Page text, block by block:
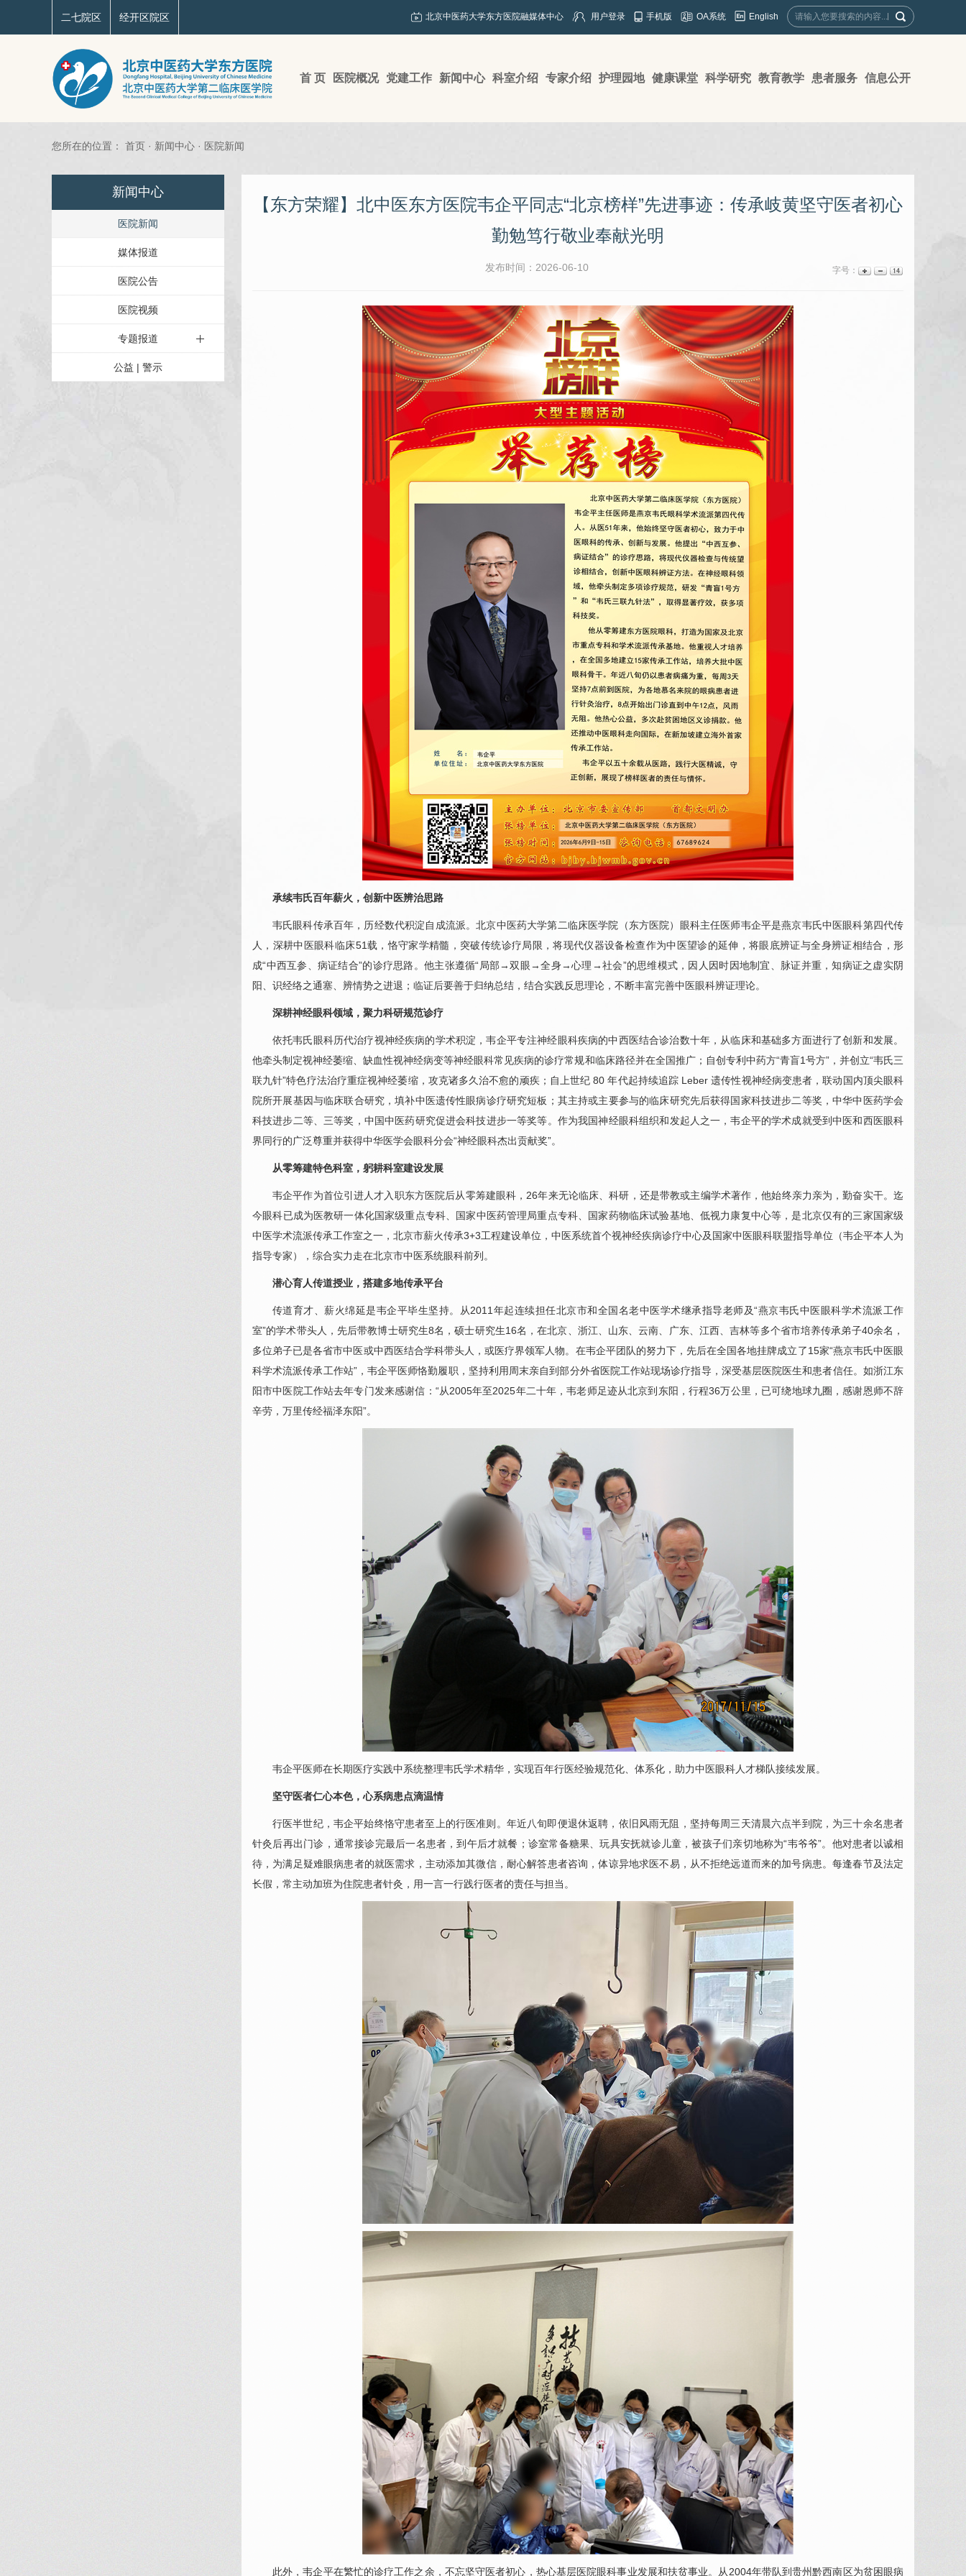
二七院区 经开区院区 北京中医药大学东方医院融媒体中心 用户登录 手机版 OA系统 English
首 页 医院概况 党建工作 新闻中心 科室介绍 专家介绍 护理园地 健康课堂 科学研究 教育教学 患者服务 信息公开
您所在的位置： 首页 · 新闻中心 · 医院新闻
新闻中心
医院新闻
媒体报道
医院公告
医院视频
专题报道
公益 | 警示
【东方荣耀】北中医东方医院韦企平同志“北京榜样”先进事迹：传承岐黄坚守医者初心
勤勉笃行敬业奉献光明
发布时间：2026-06-10 字号：
承续韦氏百年薪火，创新中医辨治思路
韦氏眼科传承百年，历经数代积淀自成流派。北京中医药大学第二临床医学院（东方医院） 眼科主任医师韦企平是燕京韦氏中医眼科第四代传
人，深耕中医眼科临床51载，恪守家学精髓，突破传统诊疗局限，将现代仪器设备检查作为中医望诊的延伸，将眼底辨证与全身辨证相结合，形
成“中西互参、病证结合”的诊疗思路。他主张遵循“局部→双眼→全身→心理→社会”的思维模式，因人因时因地制宜、脉证并重，知病证之虚实阴
阳、识经络之通塞、辨情势之进退；临证后要善于归纳总结，结合实践反思理论，不断丰富完善中医眼科辨证理论。
深耕神经眼科领域，聚力科研规范诊疗
依托韦氏眼科历代治疗视神经疾病的学术积淀，韦企平专注神经眼科疾病的中西医结合诊治数十年，从临床和基础多方面进行了创新和发展。
他牵头制定视神经萎缩、缺血性视神经病变等神经眼科常见疾病的诊疗常规和临床路径并在全国推广；自创专利中药方“青盲1号方”，并创立“韦氏三
联九针”特色疗法治疗重症视神经萎缩，攻克诸多久治不愈的顽疾；自上世纪 80 年代起持续追踪 Leber 遗传性视神经病变患者，联动国内顶尖眼科
院所开展基因与临床联合研究，填补中医遗传性眼病诊疗研究短板；其主持或主要参与的临床研究先后获得国家科技进步二等奖，中华中医药学会
科技进步二等、三等奖，中国中医药研究促进会科技进步一等奖等。作为我国神经眼科组织和发起人之一，韦企平的学术成就受到中医和西医眼科
界同行的广泛尊重并获得中华医学会眼科分会“神经眼科杰出贡献奖”。
从零筹建特色科室，躬耕科室建设发展
韦企平作为首位引进人才入职东方医院后从零筹建眼科 ，26年来无论临床、科研，还是带教或主编学术著作，他始终亲力亲为，勤奋实干。迄
今眼科已成为医教研一体化国家级重点专科、国家中医药管理局重点专科、国家药物临床试验基地、低视力康复中心等，是北京仅有的三家国家级
中医学术流派传承工作室之一，北京市薪火传承3+3工程建设单位，中医系统首个视神经疾病诊疗中心及国家中医眼科联盟指导单位（韦企平本人为
指导专家），综合实力走在北京市中医系统眼科前列。
潜心育人传道授业，搭建多地传承平台
传道育才、薪火绵延是韦企平毕生坚持。从2011年起连续担任北京市和全国名老中医学术继承指导老师及“燕京韦氏中医眼科学术流派工作
室”的学术带头人，先后带教博士研究生8名，硕士研究生16名，在北京、浙江、山东、云南、广东、江西、吉林等多个省市培养传承弟子40余名，
多位弟子已是各省市中医或中西医结合学科带头人，或医疗界领军人物。在韦企平团队的努力下，先后在全国各地挂牌成立了15家“燕京韦氏中医眼
科学术流派传承工作站”， 韦企平医师恪勤履职，坚持利用周末亲自到部分外省医院工作站现场诊疗指导，深受基层医院医生和患者信任。如浙江东
阳市中医院工作站去年专门发来感谢信：“从2005年至2025年二十年，韦老师足迹从北京到东阳，行程36万公里，已可绕地球九圈，感谢恩师不辞
辛劳，万里传经福泽东阳”。
韦企平医师在长期医疗实践中系统整理韦氏学术精华，实现百年行医经验规范化、体系化，助力中医眼科人才梯队接续发展。
坚守医者仁心本色，心系病患点滴温情
行医半世纪， 韦企平始终恪守患者至上的行医准则。年近八旬即便退休返聘，依旧风雨无阻，坚持每周三天清晨六点半到院，为三十余名患者
针灸后再出门诊，通常接诊完最后一名患者，到午后才就餐；诊室常备糖果、玩具安抚就诊儿童，被孩子们亲切地称为“韦爷爷”。他对患者以诚相
待，为满足疑难眼病患者的就医需求，主动添加其微信，耐心解答患者咨询，体谅异地求医不易，从不拒绝远道而来的加号病患。每逢春节及法定
长假，常主动加班为住院患者针灸，用一言一行践行医者的责任与担当。
此外，韦企平在繁忙的诊疗工作之余，不忘坚守医者初心，热心基层医院眼科事业发展和扶贫事业。从2004年带队到贵州黔西南区为贫困眼病